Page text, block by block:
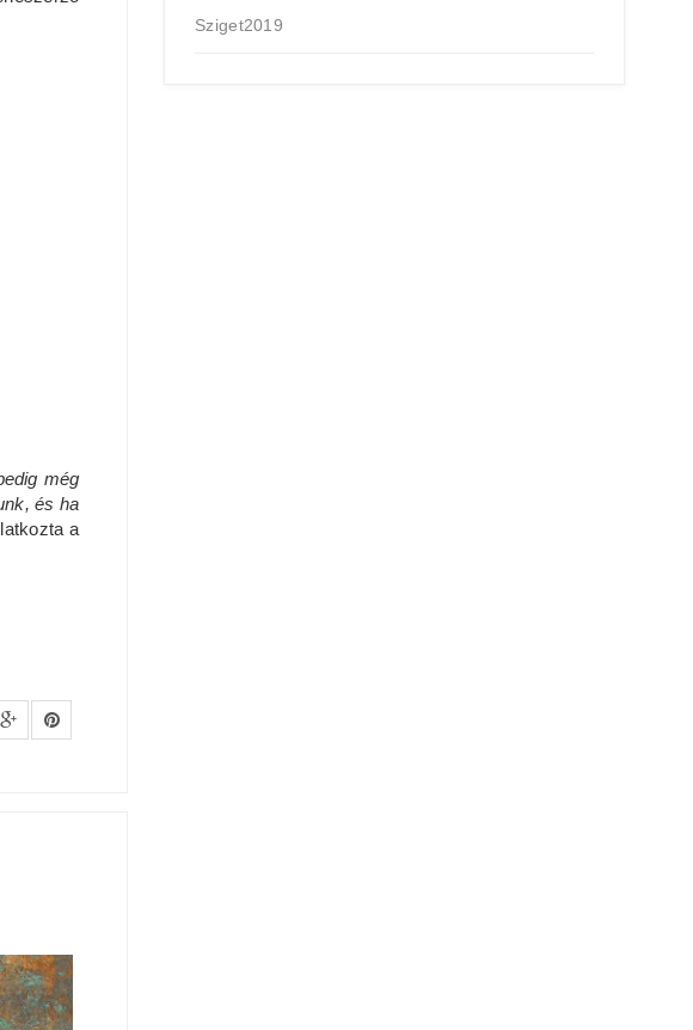
még
és ha
a
Sziget2019